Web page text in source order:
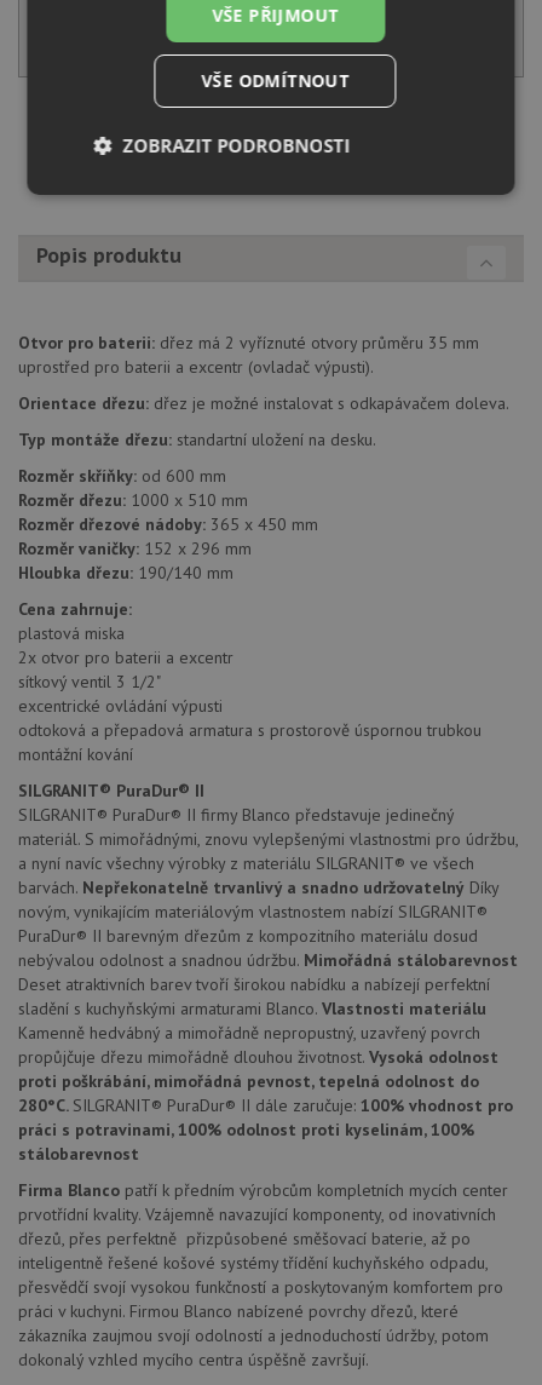
KOUPIT
Popis produktu
Otvor pro baterii: dřez má 2 vyříznuté otvory průměru 35 mm
uprostřed pro baterii a excentr (ovladač výpusti).
Orientace dřezu: dřez je možné instalovat s odkapávačem doleva.
Typ montáže dřezu: standartní uložení na desku.
Rozměr skříňky: od 600 mm
Rozměr dřezu: 1000 x 510 mm
Rozměr dřezové nádoby: 365 x 450 mm
Rozměr vaničky: 152 x 296 mm
Hloubka dřezu: 190/140 mm
Cena zahrnuje:
plastová miska
2x otvor pro baterii a excentr
sítkový ventil 3 1/2"
excentrické ovládání výpusti
odtoková a přepadová armatura s prostorově úspornou trubkou
montážní kování
SILGRANIT® PuraDur® II
SILGRANIT® PuraDur® II firmy Blanco představuje jedinečný
materiál. S mimořádnými, znovu vylepšenými vlastnostmi pro údržbu,
a nyní navíc všechny výrobky z materiálu SILGRANIT® ve všech
barvách. Nepřekonatelně trvanlivý a snadno udržovatelný Díky
novým, vynikajícím materiálovým vlastnostem nabízí SILGRANIT®
PuraDur® II barevným dřezům z kompozitního materiálu dosud
nebývalou odolnost a snadnou údržbu. Mimořádná stálobarevnost
Deset atraktivních barev tvoří širokou nabídku a nabízejí perfektní
sladění s kuchyňskými armaturami Blanco. Vlastnosti materiálu
Kamenně hedvábný a mimořádně nepropustný, uzavřený povrch
propůjčuje dřezu mimořádně dlouhou životnost. Vysoká odolnost
proti poškrábání, mimořádná pevnost, tepelná odolnost do
280°C. SILGRANIT® PuraDur® II dále zaručuje: 100% vhodnost pro
práci s potravinami, 100% odolnost proti kyselinám, 100%
stálobarevnost
Firma Blanco patří k předním výrobcům kompletních mycích center
prvotřídní kvality. Vzájemně navazující komponenty, od inovativních
dřezů, přes perfektně přizpůsobené směšovací baterie, až po
inteligentně řešené košové systémy třídění kuchyňského odpadu,
přesvědčí svojí vysokou funkčností a poskytovaným komfortem pro
práci v kuchyni. Firmou Blanco nabízené povrchy dřezů, které
zákazníka zaujmou svojí odolností a jednoduchostí údržby, potom
dokonalý vzhled mycího centra úspěšně završují.
VŠE PŘIJMOUT
VŠE ODMÍTNOUT
ZOBRAZIT PODROBNOSTI
Nezbytně
Výkonové
Soubory
Funkční soubory
Nezařazené
soubory
Nezbytně nutné soubory
Výkonové soubory
Soubory cílení
Nezbytně nutné soubory cookie umožňují základní
funkce webových stránek, jako je přihlášení
uživatele a správa účtu. Webové stránky nelze bez
nezbytně nutných souborů cookie správně používat.
Název
Poskytovatel/
Vyprší
udid
AWSALBCORS
widget-
mediator.zopim.com
1 týden
použití
cookie
trvání
zásadách ochrany soukromí společnosti Google